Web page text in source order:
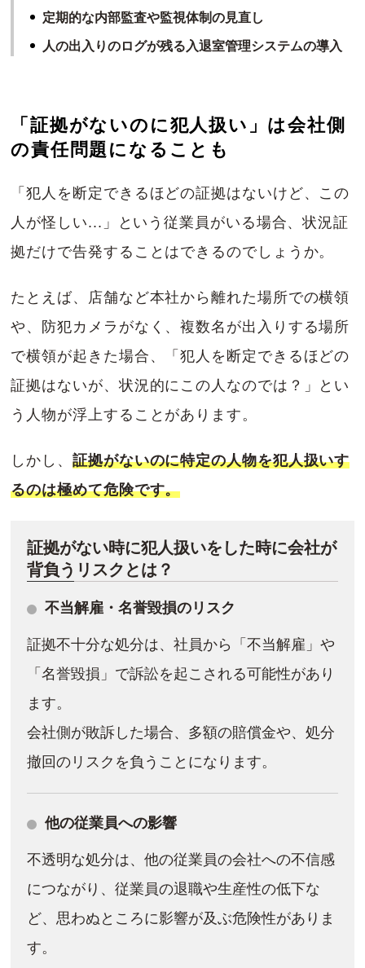
定期的な内部監査や監視体制の見直し
人の出入りのログが残る入退室管理システムの導入
「証拠がないのに犯人扱い」は会社側
の責任問題になることも
「犯人を断定できるほどの証拠はないけど、この
人が怪しい...」という従業員がいる場合、状況証
拠だけで告発することはできるのでしょうか。
たとえば、店舗など本社から離れた場所での横領
や、防犯カメラがなく、複数名が出入りする場所
で横領が起きた場合、「犯人を断定できるほどの
証拠はないが、状況的にこの人なのでは？」とい
う人物が浮上することがあります。
しかし、証拠がないのに特定の人物を犯人扱いす
るのは極めて危険です。
証拠がない時に犯人扱いをした時に会社が
背負うリスクとは？
不当解雇・名誉毀損のリスク
証拠不十分な処分は、社員から「不当解雇」や
「名誉毀損」で訴訟を起こされる可能性があり
ます。
会社側が敗訴した場合、多額の賠償金や、処分
撤回のリスクを負うことになります。
他の従業員への影響
不透明な処分は、他の従業員の会社への不信感
につながり、従業員の退職や生産性の低下な
ど、思わぬところに影響が及ぶ危険性がありま
す。